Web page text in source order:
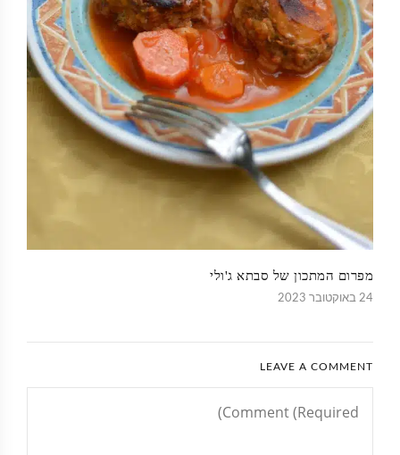
מפרום המתכון של סבתא ג'ולי
24 באוקטובר 2023
LEAVE A COMMENT